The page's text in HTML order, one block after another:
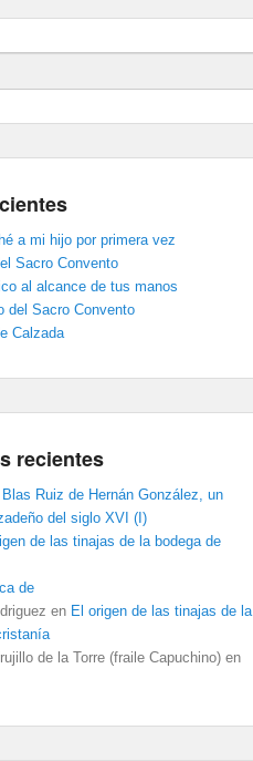
a mi hijo por primera vez
Sacro Convento
al alcance de tus manos
del Sacro Convento
Calzada
recientes
Blas Ruiz de Hernán González, un
del siglo XVI (I)
de las tinajas de la bodega de
de
en El origen de las tinajas de la
de la Torre (fraile Capuchino) en